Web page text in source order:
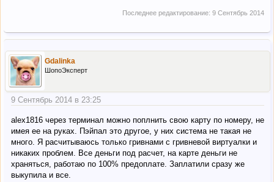
Последнее редактирование: 9 Сентябрь 2014
Gdalinka
ШопоЭксперт
9 Сентябрь 2014 в 23:25
alex1816 через терминал можно поплнить свою карту по номеру, не
имея ее на руках. Пэйпал это другое, у них система не такая не
много. Я расчитываюсь только гривнами с гривневой виртуалки и
никаких проблем. Все деньги под расчет, на карте деньги не
храняться, работаю по 100% предоплате. Заплатили сразу же
выкупила и все.